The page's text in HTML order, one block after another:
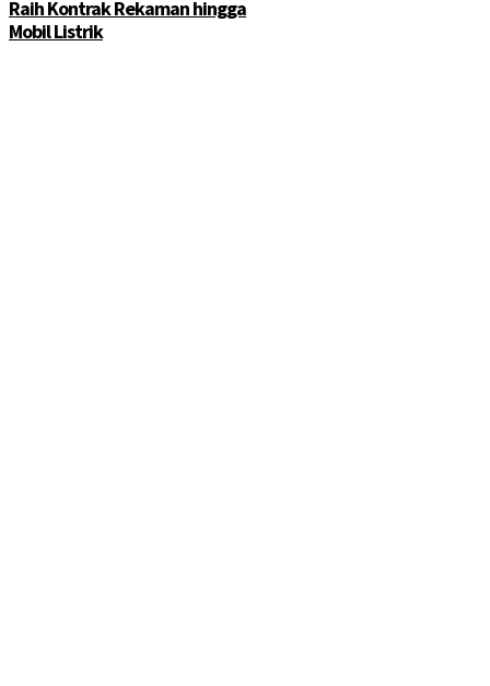
Raih Kontrak Rekaman hingga
Mobil Listrik